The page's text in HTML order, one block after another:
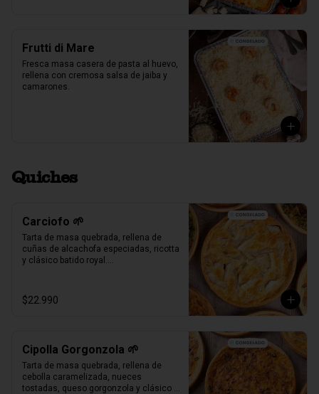
Frutti di Mare
Fresca masa casera de pasta al huevo,
rellena con cremosa salsa de jaiba y
camarones.
Quiches
Carciofo 🌱
Tarta de masa quebrada, rellena de
cuñas de alcachofa especiadas, ricotta
y clásico batido royal.
$22.990
Cipolla Gorgonzola 🌱
Tarta de masa quebrada, rellena de
cebolla caramelizada, nueces
tostadas, queso gorgonzola y clásico